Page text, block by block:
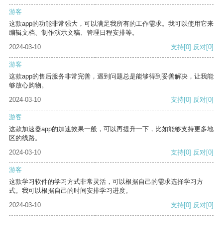
游客
这款app的功能非常强大，可以满足我所有的工作需求。我可以使用它来
编辑文档、制作演示文稿、管理日程安排等。
2024-03-10
支持[0] 反对[0]
游客
这款app的售后服务非常完善，遇到问题总是能够得到妥善解决，让我能
够放心购物。
2024-03-10
支持[0] 反对[0]
游客
这款加速器app的加速效果一般，可以再提升一下，比如能够支持更多地
区的线路。
2024-03-10
支持[0] 反对[0]
游客
这款学习软件的学习方式非常灵活，可以根据自己的需求选择学习方
式。我可以根据自己的时间安排学习进度。
2024-03-10
支持[0] 反对[0]